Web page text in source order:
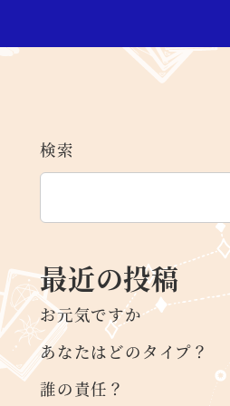
検索
最近の投稿
お元気ですか
あなたはどのタイプ？
誰の責任？